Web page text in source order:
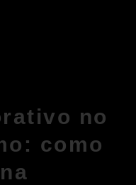
no
como